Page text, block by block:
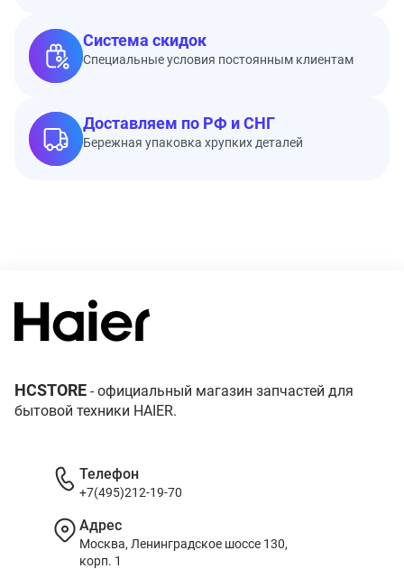
Система скидок
Специальные условия постоянным клиентам
Доставляем по РФ и СНГ
Бережная упаковка хрупких деталей
HCSTORE - официальный магазин запчастей для
бытовой техники HAIER.
Телефон
+7(495)212-19-70
Адрес
Москва, Ленинградское шоссе 130,
корп. 1